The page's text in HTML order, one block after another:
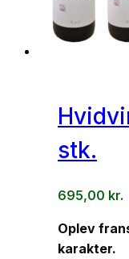
stk.
695,00 kr.
Oplev
karakter.